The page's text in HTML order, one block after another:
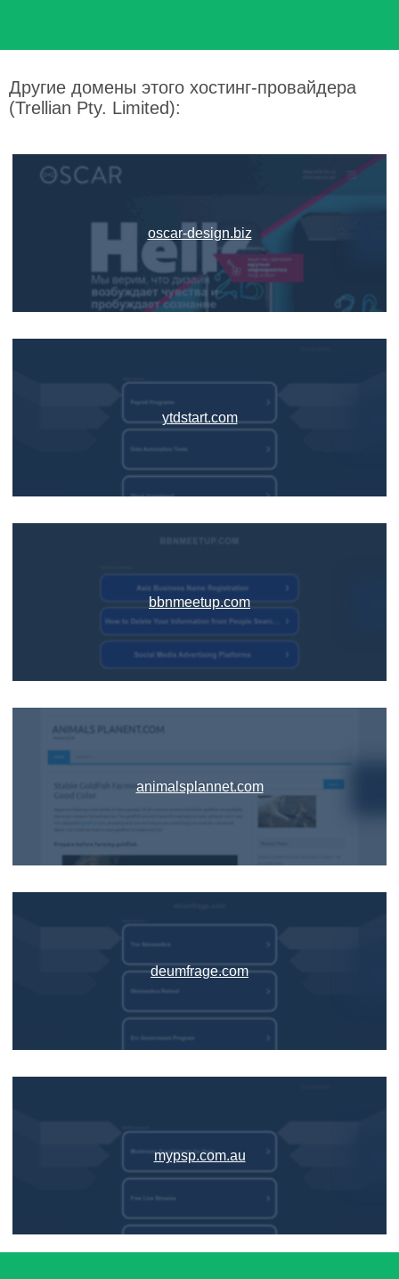
Другие домены этого хостинг-провайдера
(Trellian Pty. Limited):
oscar-design.biz
ytdstart.com
bbnmeetup.com
animalsplannet.com
deumfrage.com
mypsp.com.au